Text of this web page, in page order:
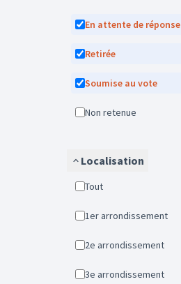
En attente de réponse
Retirée
Soumise au vote
Non retenue
Localisation
Tout
1er arrondissement
2e arrondissement
3e arrondissement